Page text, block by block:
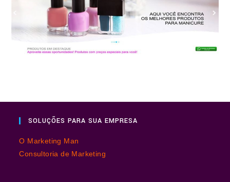
SOLUÇÕES PARA SUA EMPRESA
O Marketing Man
Consultoria de Marketing